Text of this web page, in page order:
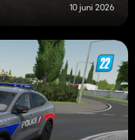
10 juni 2026